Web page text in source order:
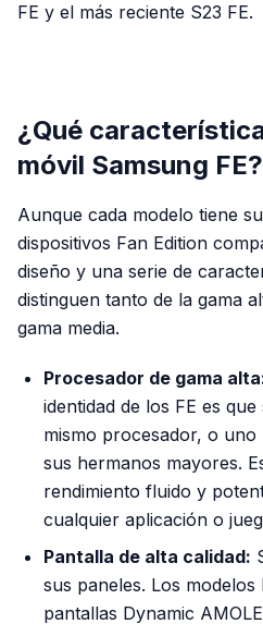
FE y el más reciente S23 FE.
¿Qué
móvil Samsung FE?
Aunque cada modelo tiene
dispositivos Fan Edition
diseño y una serie de
distinguen tanto de la gama
gama media.
Procesador de gama
identidad de los FE es
mismo procesador, o uno
sus hermanos mayores.
rendimiento fluido y
cualquier aplicación o
Pantalla de alta calidad:
sus paneles. Los
pantallas Dynamic